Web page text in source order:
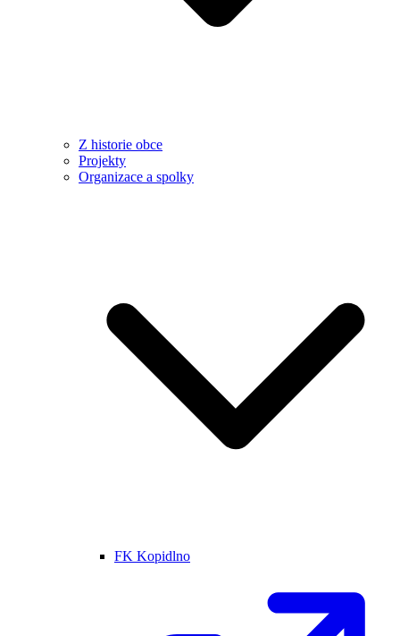
Z historie obce
Projekty
Organizace a spolky
FK Kopidlno